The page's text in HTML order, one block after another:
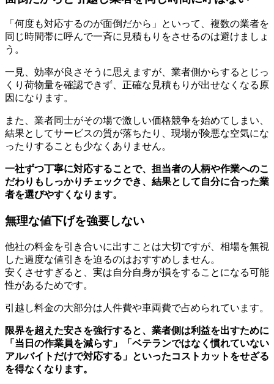
「何度も対応するのが面倒だから」といって、複数の業者を
同じ時間帯に呼んで一斉に見積もりをさせるのは避けましょ
う。
一見、効率が良さそうに思えますが、業者側からするとじっ
くり荷物量を確認できず、正確な見積もりが出せなくなる原
因になります。
また、業者同士がその場で激しい価格競争を始めてしまい、
結果としてサービスの質が落ちたり、現場が険悪な空気にな
ったりすることも少なくありません。
一社ずつ丁寧に対応することで、担当者の人柄や作業へのこ
だわりもしっかりチェックでき、結果として自分に合った業
者を選びやすくなります。
無理な値下げを強要しない
他社の料金を引き合いに出すことは大切ですが、相場を無視
した過度な値引きを迫るのはおすすめしません。
安くさせすぎると、実は自分自身が損をすることになる可能
性があるためです。
引越し料金の大部分は人件費や車両費で占められています。
限界を超えた安さを強行すると、業者側は利益を出すために
「当日の作業員を減らす」「ベテランではなく慣れていない
アルバイトだけで対応する」といったコストカットをせざる
を得なくなります。